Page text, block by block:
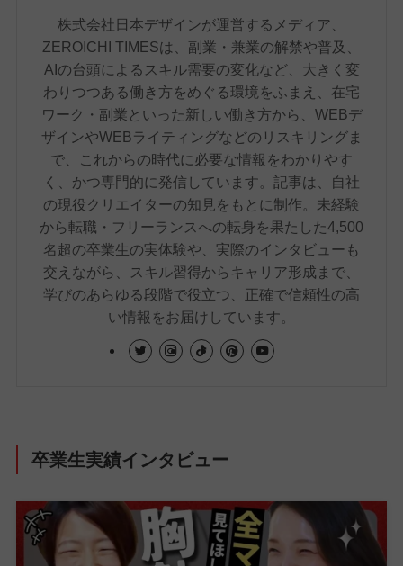
株式会社日本デザインが運営するメディア、
ZEROICHI TIMESは、副業・兼業の解禁や普及、
AIの台頭によるスキル需要の変化など、大きく変
わりつつある働き方をめぐる環境をふまえ、在宅
ワーク・副業といった新しい働き方から、WEBデ
ザインやWEBライティングなどのリスキリングま
で、これからの時代に必要な情報をわかりやす
く、かつ専門的に発信しています。記事は、自社
の現役クリエイターの知見をもとに制作。未経験
から転職・フリーランスへの転身を果たした4,500
名超の卒業生の実体験や、実際のインタビューも
交えながら、スキル習得からキャリア形成まで、
学びのあらゆる段階で役立つ、正確で信頼性の高
い情報をお届けしています。
卒業生実績インタビュー